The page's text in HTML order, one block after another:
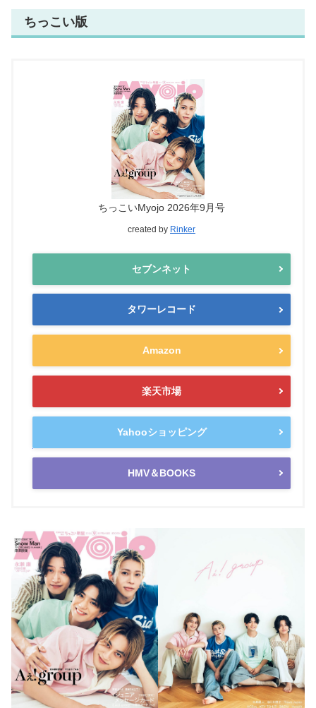
ちっこい版
ちっこいMyojo 2026年9月号
created by Rinker
セブンネット
タワーレコード
Amazon
楽天市場
Yahooショッピング
HMV＆BOOKS